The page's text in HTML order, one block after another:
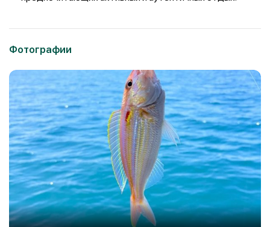
Фотографии